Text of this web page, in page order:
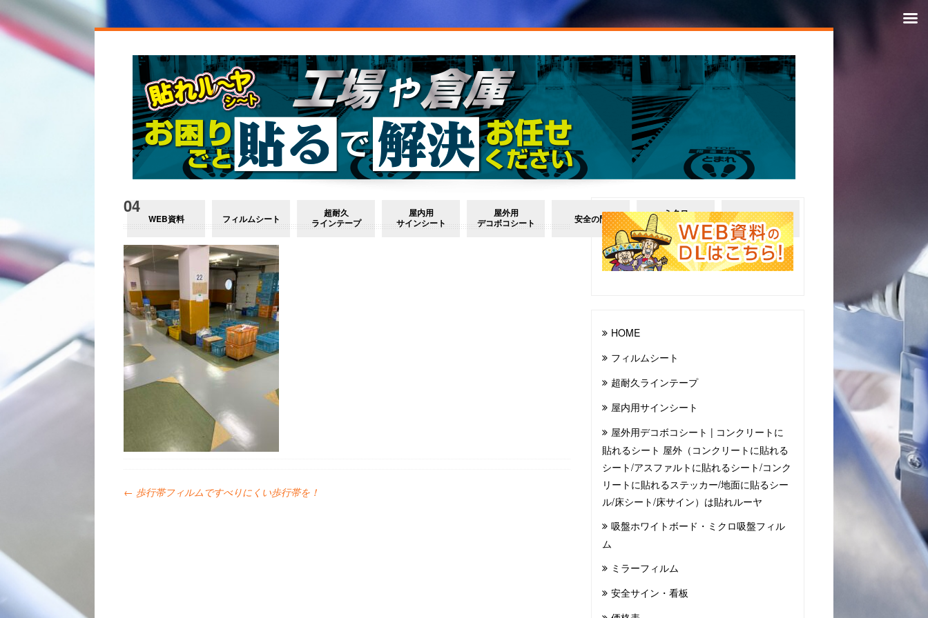
WEB資料 フィルムシート
超耐久
ラインテープ
屋内用
サインシート
屋外用
デコボコシート
安全の門
ミクロ
吸盤シート
ミラーフィルム
04
← 歩行帯フィルムですべりにくい歩行帯を！
HOME
フィルムシート
超耐久ラインテープ
屋内用サインシート
屋外用デコボコシート | コンクリートに
貼れるシート 屋外（コンクリートに貼れる
シート/アスファルトに貼れるシート/コンク
リートに貼れるステッカー/地面に貼るシー
ル/床シート/床サイン）は貼れルーヤ
吸盤ホワイトボード・ミクロ吸盤フィル
ム
ミラーフィルム
安全サイン・看板